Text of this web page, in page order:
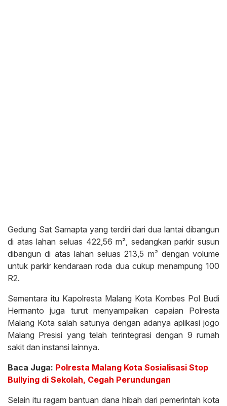
Gedung Sat Samapta yang terdiri dari dua lantai dibangun
di atas lahan seluas 422,56 m², sedangkan parkir susun
dibangun di atas lahan seluas 213,5 m² dengan volume
untuk parkir kendaraan roda dua cukup menampung 100
R2.
Sementara itu Kapolresta Malang Kota Kombes Pol Budi
Hermanto juga turut menyampaikan capaian Polresta
Malang Kota salah satunya dengan adanya aplikasi jogo
Malang Presisi yang telah terintegrasi dengan 9 rumah
sakit dan instansi lainnya.
Baca Juga: Polresta Malang Kota Sosialisasi Stop
Bullying di Sekolah, Cegah Perundungan
Selain itu ragam bantuan dana hibah dari pemerintah kota